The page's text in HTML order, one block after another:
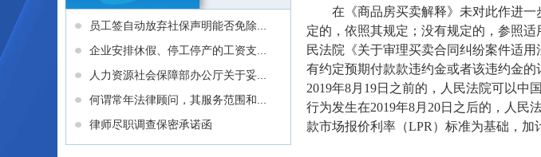
员工签自动放弃社保声明能否免除...
企业安排休假、停工停产的工资支...
人力资源社会保障部办公厅关于妥...
何谓常年法律顾问，其服务范围和...
律师尽职调查保密承诺函
在《商品房买卖解释》未对此作进一
定的，依照其规定；没有规定的，参照
民法院《关于审理买卖合同纠纷案件适
有约定预期付款款违约金或者该违约金
2019年8月19日之前的，人民法院可以
行为发生在2019年8月20日之后的，人民
款市场报价利率（LPR）标准为基础，加